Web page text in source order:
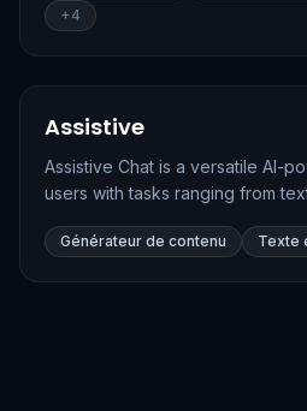
efficiently. Users can explore
+4
Assistive
Assistive Chat is a versatile AI-
users with tasks ranging from
remembers conversation
Générateur de contenu Texte